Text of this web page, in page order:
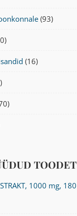
(93)
(16)
TOODET
1000 mg, 180